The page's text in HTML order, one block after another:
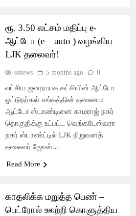
ரூ. 3.50 லட்சம் மதிப்பு e-
ஆட்டோ (e – auto ) வழங்கிய
LJK தலைவர்!
ssnews 5 months ago 0
லட்சிய ஜனநாயக கட்சியின் ஆட்டோ
ஓட்டுநர்கள் சங்கத்தின் தலைமை
ஆட்டோ ஸ்டாண்டினை காமராஜ் நகர்
தொகுதிக்கு உட்பட்ட வெங்கடேஸ்வரா
நகர் ஸ்டாண்ட்டில் LJK நிறுவனத்
தலைவர் ஜோஸ்…
Read More
காதலிக்க மறுத்த பெண் –
பெட்ரோல் ஊற்றி கொளுத்திய